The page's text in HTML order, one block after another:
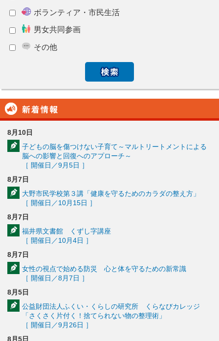
ボランティア・ 市民生活
男女共同参画
その他
8月10日
子どもの脳を傷つけない子育て～マルトリートメントによる
脳への影響と回復へのアプローチ～
［ 開催日／9月5日 ］
8月7日
大野市民学校第３講「健康を守るためのカラダの整え方」
［ 開催日／10月15日 ］
8月7日
福井県文書館 くずし字講座
［ 開催日／10月4日 ］
8月7日
女性の視点で始める防災 心と体を守るための新常識
［ 開催日／8月7日 ］
8月5日
公益財団法人ふくい・くらしの研究所 くらなびカレッジ
「さくさく片付く！捨てられない物の整理術」
［ 開催日／9月26日 ］
8月5日